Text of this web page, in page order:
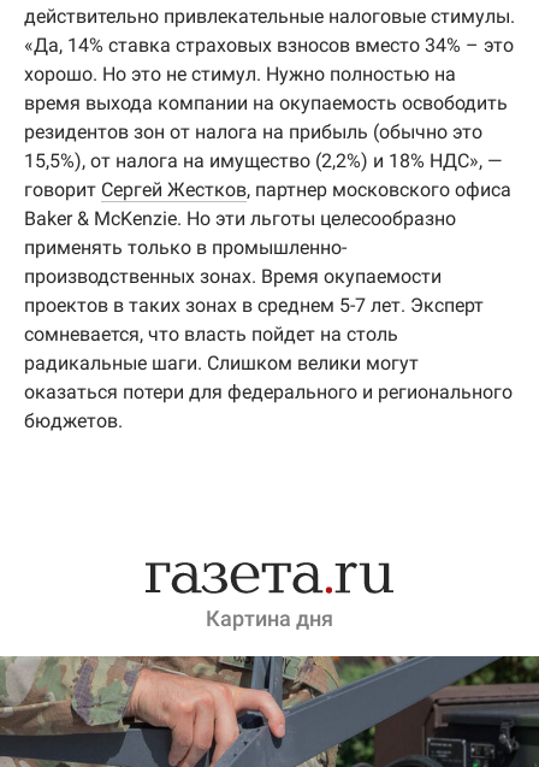
действительно привлекательные налоговые стимулы.
«Да, 14% ставка страховых взносов вместо 34% – это
хорошо. Но это не стимул. Нужно полностью на
время выхода компании на окупаемость освободить
резидентов зон от налога на прибыль (обычно это
15,5%), от налога на имущество (2,2%) и 18% НДС», —
говорит Сергей Жестков, партнер московского офиса
Baker & McKenzie. Но эти льготы целесообразно
применять только в промышленно-
производственных зонах. Время окупаемости
проектов в таких зонах в среднем 5-7 лет. Эксперт
сомневается, что власть пойдет на столь
радикальные шаги. Слишком велики могут
оказаться потери для федерального и регионального
бюджетов.
Картина дня